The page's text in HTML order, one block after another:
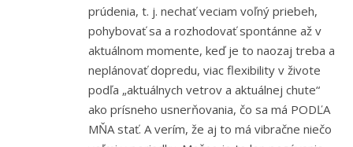
prúdenia, t. j. nechať veciam voľný priebeh,
pohybovať sa a rozhodovať spontánne až v
aktuálnom momente, keď je to naozaj treba a
neplánovať dopredu, viac flexibility v živote
podľa „aktuálnych vetrov a aktuálnej chute“
ako prísneho usnerňovania, čo sa má PODĽA
MŇA stať. A verím, že aj to má vibračne niečo